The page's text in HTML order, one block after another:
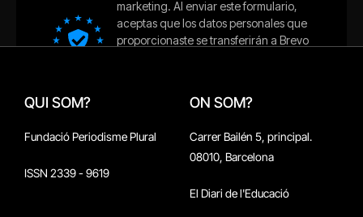
QUI SOM?
Fundació Periodisme Plural
ISSN 2339 - 9619
ON SOM?
Carrer Bailén 5, principal.
08010, Barcelona
El Diari de l'Educació